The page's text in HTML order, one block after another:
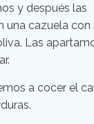
y después las
una cazuela con
Las
a cocer el